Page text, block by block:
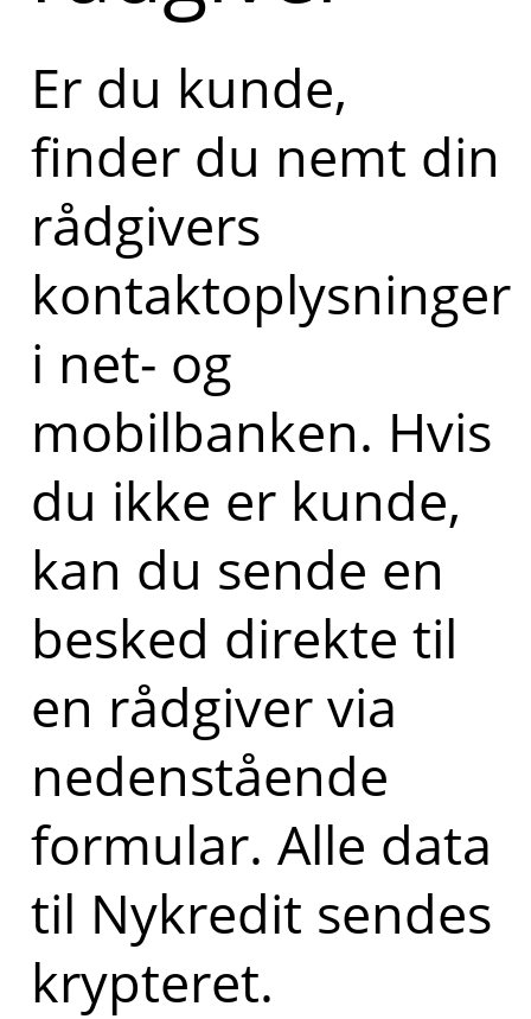
Er du kunde,
finder du nemt din
rådgivers
kontaktoplysninger
i net- og
mobilbanken. Hvis
du ikke er kunde,
kan du sende en
besked direkte til
en rådgiver via
nedenstående
formular. Alle data
til Nykredit sendes
krypteret.